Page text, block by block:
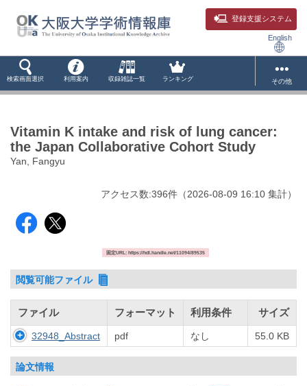
登録支援システム
English
検索画面選択 利用案内 収録雑誌一覧 ランキング その他
Vitamin K intake and risk of lung cancer:
the Japan Collaborative Cohort Study
Yan, Fangyu
アクセス数:396件 （2026-08-09 16:10 集計）
固定URL: https://hdl.handle.net/11094/89535
閲覧可能ファイル
ファイル フォーマット 利用条件 サイズ
32948_Abstract pdf なし 55.0 KB
論文情報